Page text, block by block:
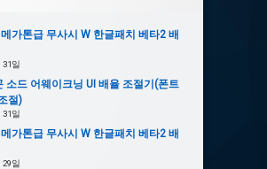
메가톤급 무사시 W 한글패치 베타2 배
31일
소드 어웨이크닝 UI 배율 조절기(폰트
절)
31일
메가톤급 무사시 W 한글패치 베타2 배
29일